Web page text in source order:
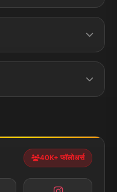
Contact Us
Terms &
Conditions
क्राइम
झारखण्ड
40K+ फॉलोअर्स